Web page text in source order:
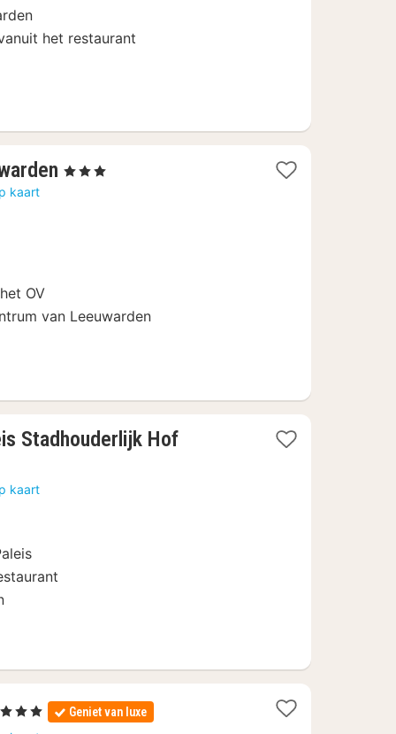
het restaurant
1
, 3 Sterren
kaart
OV
van Leeuwarden
Stadhouderlijk Hof1
kaart
Geniet van luxe